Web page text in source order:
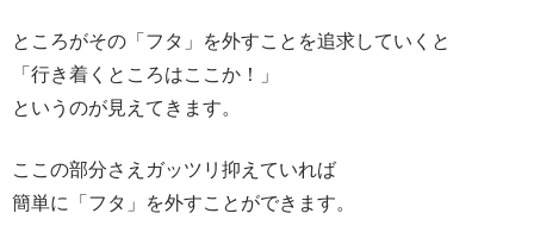
ところがその「フタ」を外すことを追求していくと
「行き着くところはここか！」
というのが見えてきます。
ここの部分さえガッツリ抑えていれば
簡単に「フタ」を外すことができます。